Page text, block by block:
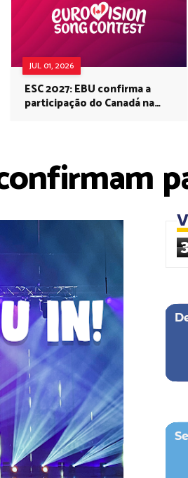
JUL 01, 2026
ESC 2027: EBU confirma a
participação do Canadá na